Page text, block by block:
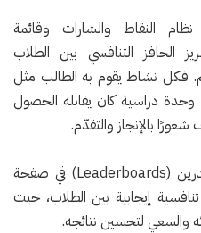
النقاط والشارات وقائمة
الحافز التنافسي بين الطلاب
فكل نشاط يقوم به الطالب مثل
وحدة دراسية كان يقابله الحصول
بالإنجاز والتقدّم.
بالإضافة إلى إظهار جداول المتصدرين (Leaderboards) في صفحة
إيجابية بين الطلاب، حيث
والسعي لتحسين نتائجه.